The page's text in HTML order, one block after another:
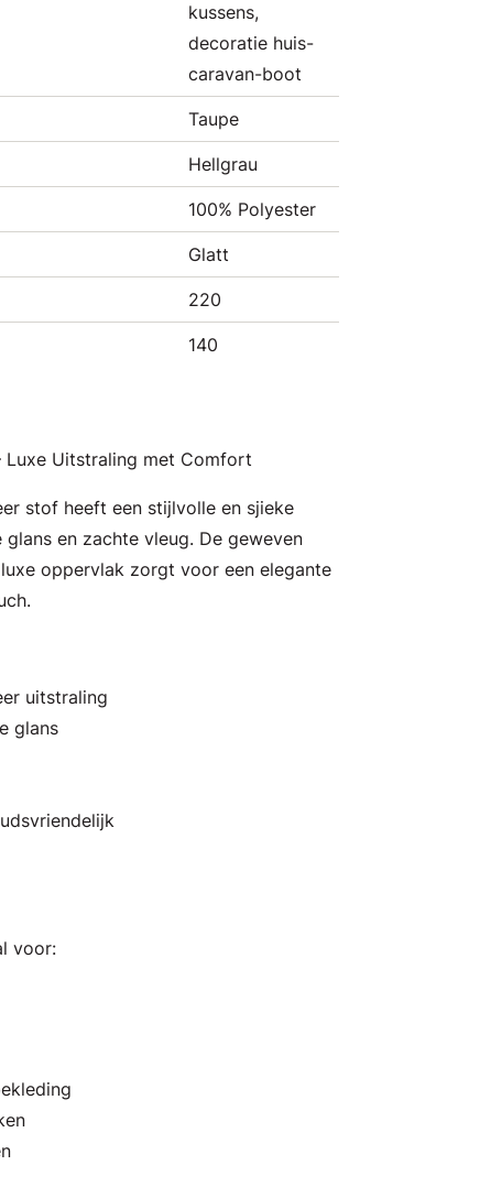
kussens,
decoratie huis-
caravan-boot
Taupe
Hellgrau
100% Polyester
Glatt
220
140
Luxe Uitstraling met Comfort
stof heeft een stijlvolle en sjieke
en zachte vleug. De geweven
oppervlak zorgt voor een elegante
uitstraling
glans
voor: